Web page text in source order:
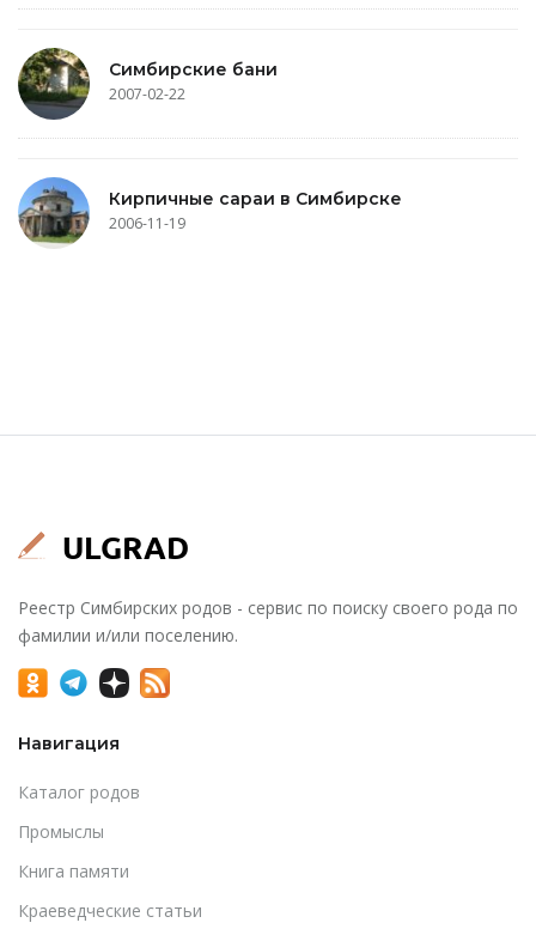
Симбирские бани
2007-02-22
Кирпичные сараи в Симбирске
2006-11-19
Реестр Симбирских родов - сервис по поиску своего рода по
фамилии и/или поселению.
Навигация
Каталог родов
Промыслы
Книга памяти
Краеведческие статьи